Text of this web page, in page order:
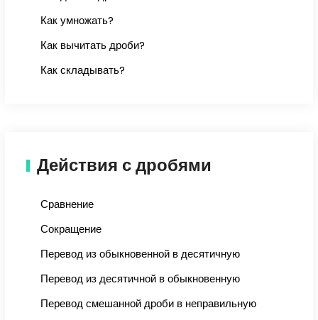
Как умножать?
Как вычитать дроби?
Как складывать?
Действия с дробями
Сравнение
Сокращение
Перевод из обыкновенной в десятичную
Перевод из десятичной в обыкновенную
Перевод смешанной дроби в неправильную